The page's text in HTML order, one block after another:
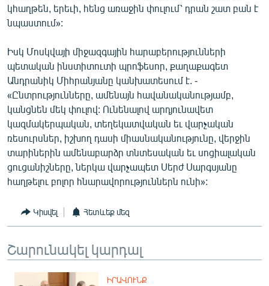
կհաղթեն, երեւի, հենց առաջին փուլում՝ դրան շատ բան է
նպաստում»:
Իսկ Մոսկվայի միջազգային հարաբերությունների
պետական ինստիտուտի պրոֆեսոր, քաղաքագետ
Անդրանիկ Միհրանյանը կանխատեսում է. -
«Ընտրությունները, ամենայն հավանականությամբ,
կանցնեն մեկ փուլով: Ունենալով արդյունավետ
կազմակերպական, տեղեկատվական եւ վարչական
ռեսուրսներ, իշխող դասի միասնականությունը, վերջին
տարիներին ամենաբարձր տնտեսական եւ սոցիալական
ցուցանիշները, ներկա վարչապետ Սերժ Սարգսյանը
հաղթելու բոլոր հնարավորություններն ունի»:
Կիսվել Հետևեք մեզ
Շարունակել կարդալ
ԻՐԱՎՈՒՆՔ